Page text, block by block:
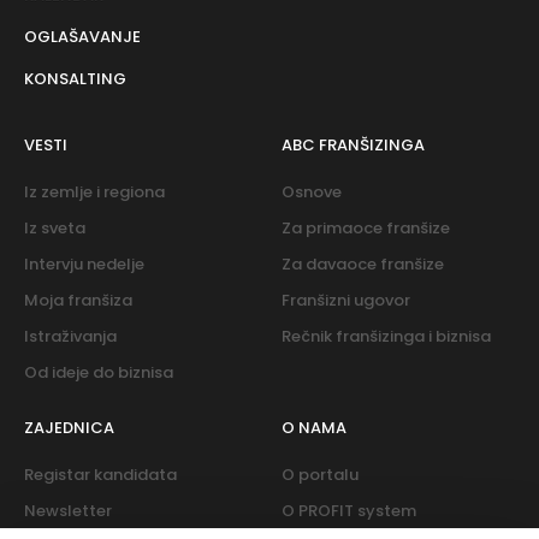
OGLAŠAVANJE
KONSALTING
VESTI
Iz zemlje i regiona
Iz sveta
Intervju nedelje
Moja franšiza
Istraživanja
Od ideje do biznisa
ABC FRANŠIZINGA
Osnove
Za primaoce franšize
Za davaoce franšize
Franšizni ugovor
Rečnik franšizinga i biznisa
ZAJEDNICA
Registar kandidata
Newsletter
O NAMA
O portalu
O PROFIT system